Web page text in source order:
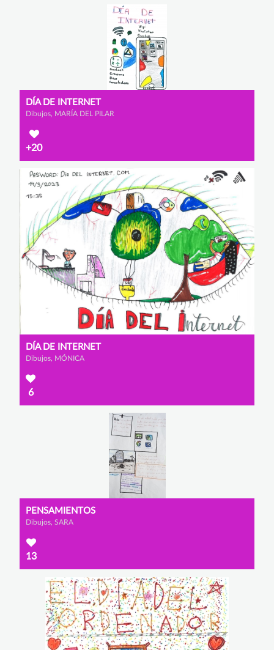
DÍA DE INTERNET
Dibujos, MARÍA DEL PILAR
+20
DÍA DE INTERNET
Dibujos, MÓNICA
6
PENSAMIENTOS
Dibujos, SARA
13